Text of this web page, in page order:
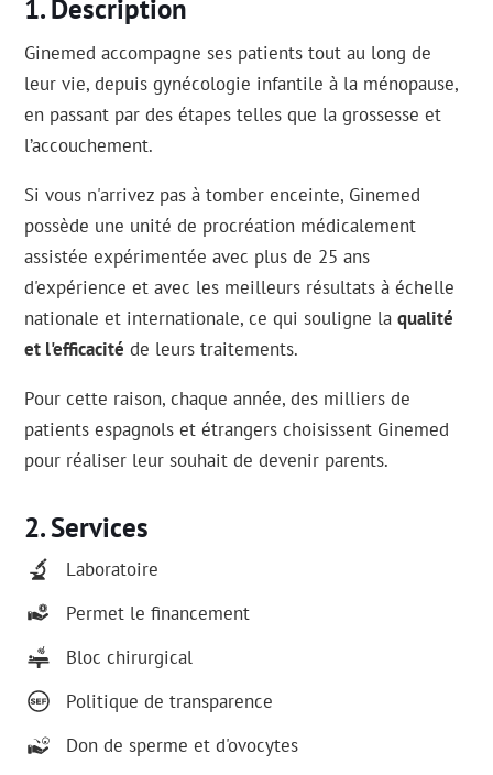
Description
Ginemed accompagne ses patients tout au long de
leur vie, depuis gynécologie infantile à la ménopause,
en passant par des étapes telles que la grossesse et
l’accouchement.
Si vous n'arrivez pas à tomber enceinte, Ginemed
possède une unité de procréation médicalement
assistée expérimentée avec plus de 25 ans
d'expérience et avec les meilleurs résultats à échelle
nationale et internationale, ce qui souligne laqualité
et l'efficacité de leurs traitements.
Pour cette raison, chaque année, des milliers de
patients espagnols et étrangers choisissent Ginemed
pour réaliser leur souhait de devenir parents.
Services
Laboratoire
Permet le financement
Bloc chirurgical
Politique de transparence
Don de sperme et d'ovocytes